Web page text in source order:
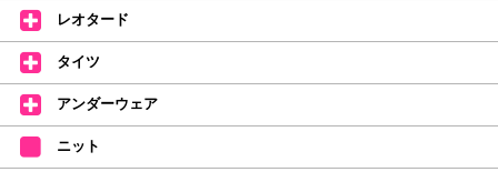
(お一人様1本限りになります)
価格改定のお知らせ
2026年4月1日よりシューズ全般、衣類など商品を値上げしました。
何卒ご理解いただけますようお願い申し上げます
【シューズのフィッティングについて】
全店、ご予約不要です(18:30まで)。タイツ・ソックス・トウパッドを
持参してください。
レオタード
タイツ
アンダーウェア
ニット